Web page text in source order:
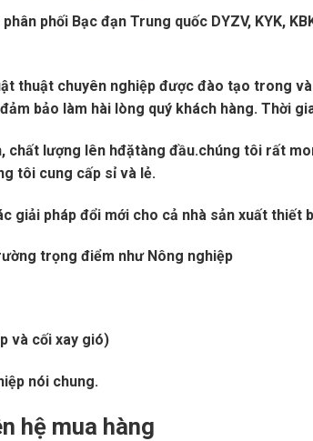
phối Bạc đạn Trung quốc DYZV, KYK,
thuật chuyên nghiệp được đào tạo trong
bảo làm hài lòng quý khách hàng. Thời
chất lượng lên hđặtàng đầu.chúng tôi rất
tôi cung cấp sỉ và lẻ.
giải pháp đổi mới cho cả nhà sản xuất
trọng điểm như Nông nghiệp
và cối xay gió)
nói chung.
hệ mua hàng